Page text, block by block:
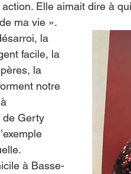
Elle aimait dire à
ma vie ».
la
facile, la
la
notre
de Gerty
à Basse-